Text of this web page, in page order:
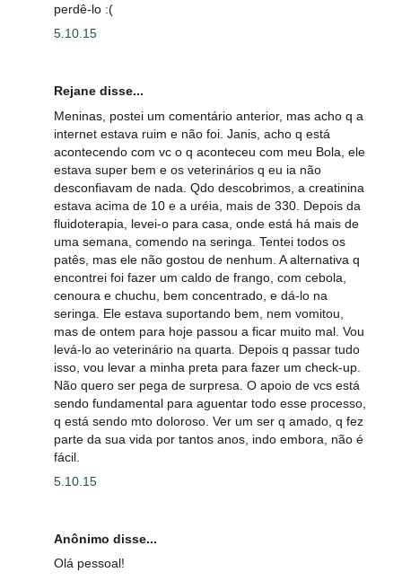
perdê-lo :(
5.10.15
Rejane disse...
Meninas, postei um comentário anterior, mas acho q a
internet estava ruim e não foi. Janis, acho q está
acontecendo com vc o q aconteceu com meu Bola, ele
estava super bem e os veterinários q eu ia não
desconfiavam de nada. Qdo descobrimos, a creatinina
estava acima de 10 e a uréia, mais de 330. Depois da
fluidoterapia, levei-o para casa, onde está há mais de
uma semana, comendo na seringa. Tentei todos os
patês, mas ele não gostou de nenhum. A alternativa q
encontrei foi fazer um caldo de frango, com cebola,
cenoura e chuchu, bem concentrado, e dá-lo na
seringa. Ele estava suportando bem, nem vomitou,
mas de ontem para hoje passou a ficar muito mal. Vou
levá-lo ao veterinário na quarta. Depois q passar tudo
isso, vou levar a minha preta para fazer um check-up.
Não quero ser pega de surpresa. O apoio de vcs está
sendo fundamental para aguentar todo esse processo,
q está sendo mto doloroso. Ver um ser q amado, q fez
parte da sua vida por tantos anos, indo embora, não é
fácil.
5.10.15
Anônimo disse...
Olá pessoal!